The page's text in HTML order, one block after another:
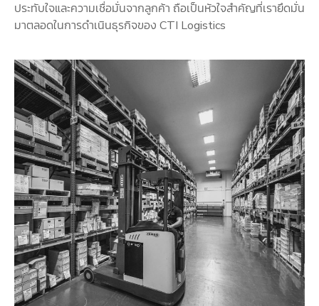
ประทับใจและความเชื่อมั่นจากลูกค้า ถือเป็นหัวใจสำคัญที่เรายึดมั่น
มาตลอดในการดำเนินธุรกิจของ CTI Logistics